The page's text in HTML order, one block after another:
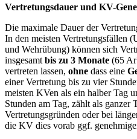
Vertretungsdauer und KV-
Die maximale Dauer der
In den meisten Vertretungsfällen
und Wehrübung) können sich
insgesamt bis zu 3 Monate (65
vertreten lassen, ohne dass eine
einer Vertretung bis zu vier
meisten KVen als ein halber Tag
Stunden am Tag, zählt als ganzer
Vertretungsgründen oder bei
die KV dies vorab ggf.